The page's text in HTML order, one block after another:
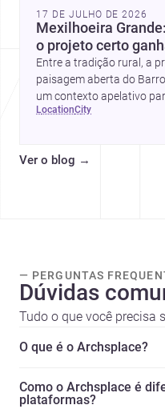
17 DE JULHO DE 2026
Mexilhoeira
o projeto certo
Entre a tradição rural, a
paisagem aberta do
um contexto apelativo
ou desenhar um projeto
location city
Ver o blog →
— PERGUNTAS
Dúvidas
Tudo o que você precisa
O que é o Archsplace?
Como o Archsplace é
plataformas?